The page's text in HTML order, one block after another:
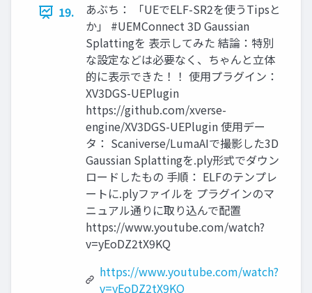
19.
あぶち： 「UEでELF-SR2を使うTipsと
か」 #UEMConnect 3D Gaussian
Splattingを 表示してみた 結論：特別
な設定などは必要なく、ちゃんと立体
的に表示できた！！ 使用プラグイン：
XV3DGS-UEPlugin
https://github.com/xverse-
engine/XV3DGS-UEPlugin 使用デー
タ： Scaniverse/LumaAIで撮影した3D
Gaussian Splattingを.ply形式でダウン
ロードしたもの 手順： ELFのテンプレ
ートに.plyファイルを プラグインのマ
ニュアル通りに取り込んで配置
https://www.youtube.com/watch?
v=yEoDZ2tX9KQ
https://www.youtube.com/watch?
v=yEoDZ2tX9KQ